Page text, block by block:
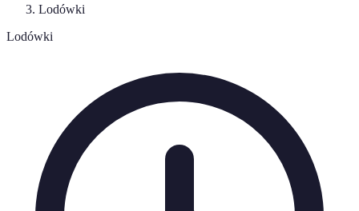
Lodówki
Lodówki